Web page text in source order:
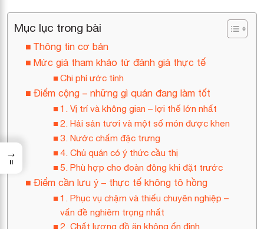
Mục lục trong bài
Thông tin cơ bản
Mức giá tham khảo từ đánh giá thực tế
Chi phí ước tính
Điểm cộng – những gì quán đang làm tốt
1. Vị trí và không gian – lợi thế lớn nhất
2. Hải sản tươi và một số món được khen
3. Nước chấm đặc trưng
4. Chủ quán có ý thức cầu thị
5. Phù hợp cho đoàn đông khi đặt trước
Điểm cần lưu ý – thực tế không tô hồng
1. Phục vụ chậm và thiếu chuyên nghiệp –
vấn đề nghiêm trọng nhất
2. Chất lượng đồ ăn không ổn định
→